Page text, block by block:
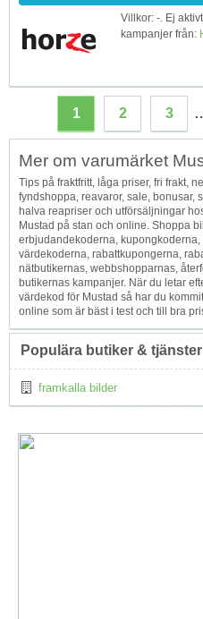
Villkor: -. Ej
kampanjer från:
1 2 3
Mer om varumärket
Tips på fraktfritt, låga priser, fri frakt,
fyndshoppa, reavaror, sale, bonusar,
halva reapriser och utförsäljningar
Mustad på stan och online. Shoppa
erbjudandekoderna,
värdekoderna, rabattkupongerna,
nätbutikernas, webbshopparnas,
butikernas kampanjer. När du letar
värdekod för Mustad så har du
online som är bäst i test och till bra
Populära butiker & tjänster
framkalla bilder